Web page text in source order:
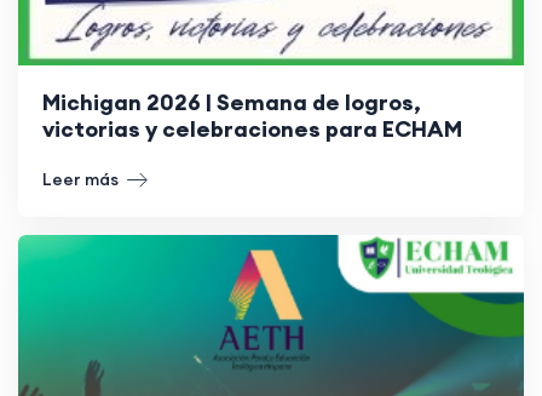
Michigan 2026 | Semana de logros,
victorias y celebraciones para ECHAM
Leer más